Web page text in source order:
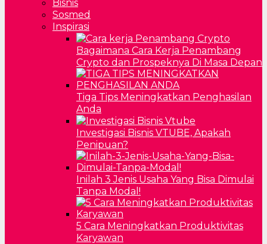
Bisnis
Sosmed
Inspirasi
Bagaimana Cara Kerja Penambang
Crypto dan Prospeknya Di Masa Depan
Tiga Tips Meningkatkan Penghasilan
Anda
Investigasi Bisnis VTUBE, Apakah
Penipuan?
Inilah 3 Jenis Usaha Yang Bisa Dimulai
Tanpa Modal!
5 Cara Meningkatkan Produktivitas
Karyawan